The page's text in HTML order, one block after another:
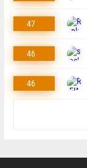
47
46
46